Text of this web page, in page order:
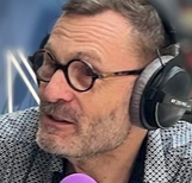
Éducation aux
Transfrontalier